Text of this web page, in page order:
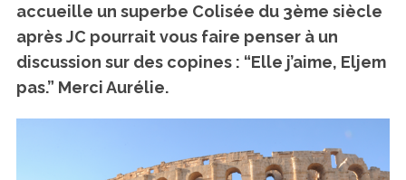
accueille un superbe Colisée du 3ème siècle
après JC pourrait vous faire penser à un
discussion sur des copines : “Elle j’aime, Eljem
pas.” Merci Aurélie.